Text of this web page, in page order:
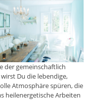
der gemeinschaftlich
Du die lebendige,
Atmosphäre spüren, die
heilenergetische Arbeiten